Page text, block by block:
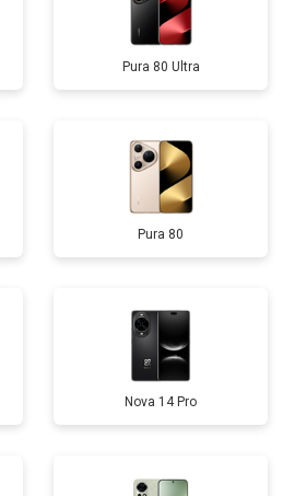
Pura 80 Ultra
Pura 80
Nova 14 Pro